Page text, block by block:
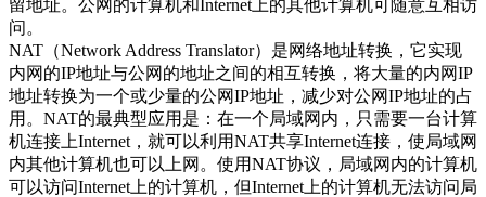
留地址。公网的计算机和Internet上的其他计算机可随意互相访
问。
NAT（Network Address Translator）是网络地址转换，它实现
内网的IP地址与公网的地址之间的相互转换，将大量的内网IP
地址转换为一个或少量的公网IP地址，减少对公网IP地址的占
用。NAT的最典型应用是：在一个局域网内，只需要一台计算
机连接上Internet，就可以利用NAT共享Internet连接，使局域网
内其他计算机也可以上网。使用NAT协议，局域网内的计算机
可以访问Internet上的计算机，但Internet上的计算机无法访问局